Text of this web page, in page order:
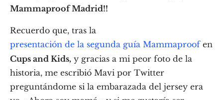
Mammaproof Madrid!!
Recuerdo que, tras la
presentación de la segunda guía Mammaproofen
Cups and Kids, y gracias a mi peor foto de la
historia, me escribió Mavi por Twitter
preguntándome si la embarazada del jersey era